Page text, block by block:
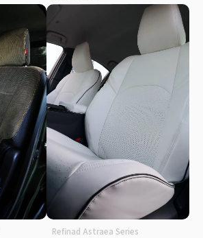
Refinad Astraea Series